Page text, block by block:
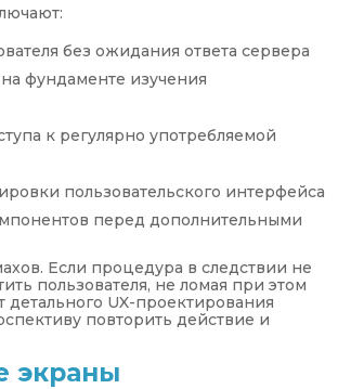
без ожидания ответа сервера
фундаменте изучения
к регулярно употребляемой
пользовательского интерфейса
перед дополнительными
Если процедура в следствии не
пользователя, не ломая при этом
UX-проектирования
повторить действие и
экраны